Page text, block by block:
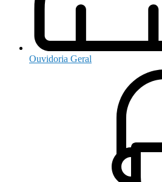
Ouvidoria Geral